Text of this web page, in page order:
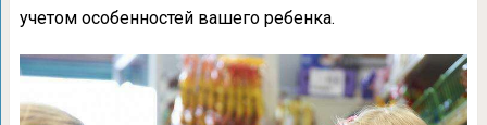
учетом особенностей вашего ребенка.